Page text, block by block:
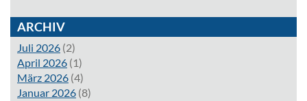
ARCHIV
Juli 2026 (2)
April 2026 (1)
März 2026 (4)
Januar 2026 (8)